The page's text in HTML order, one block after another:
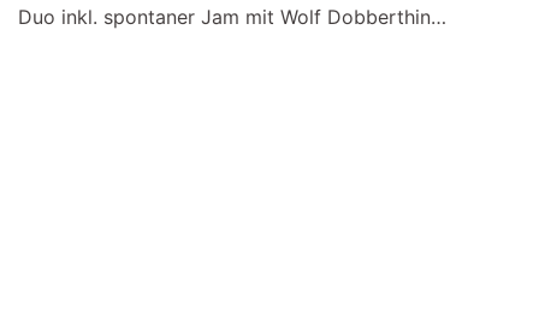
Duo inkl. spontaner Jam mit Wolf Dobberthin…